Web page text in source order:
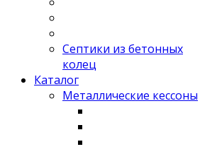
Септики из бетонных
колец
Каталог
Металлические кессоны